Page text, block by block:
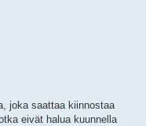
joka saattaa kiinnostaa
eivät halua kuunnella